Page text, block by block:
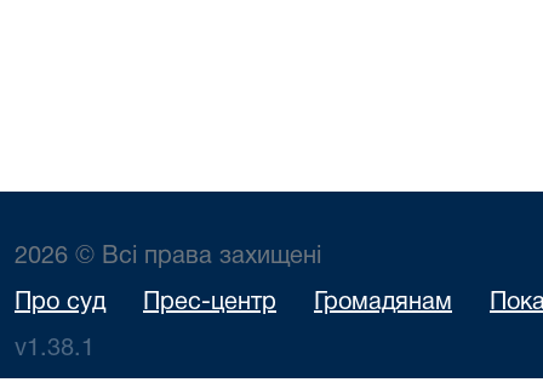
2026 © Всі права захищені
Про суд Прес-центр Громадянам
v1.38.1